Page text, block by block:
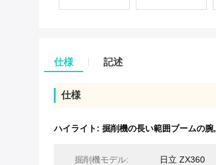
仕様 記述
仕様
ハイライト: 掘削機の長い範囲ブームの腕,
掘削機モデル: 日立 ZX360